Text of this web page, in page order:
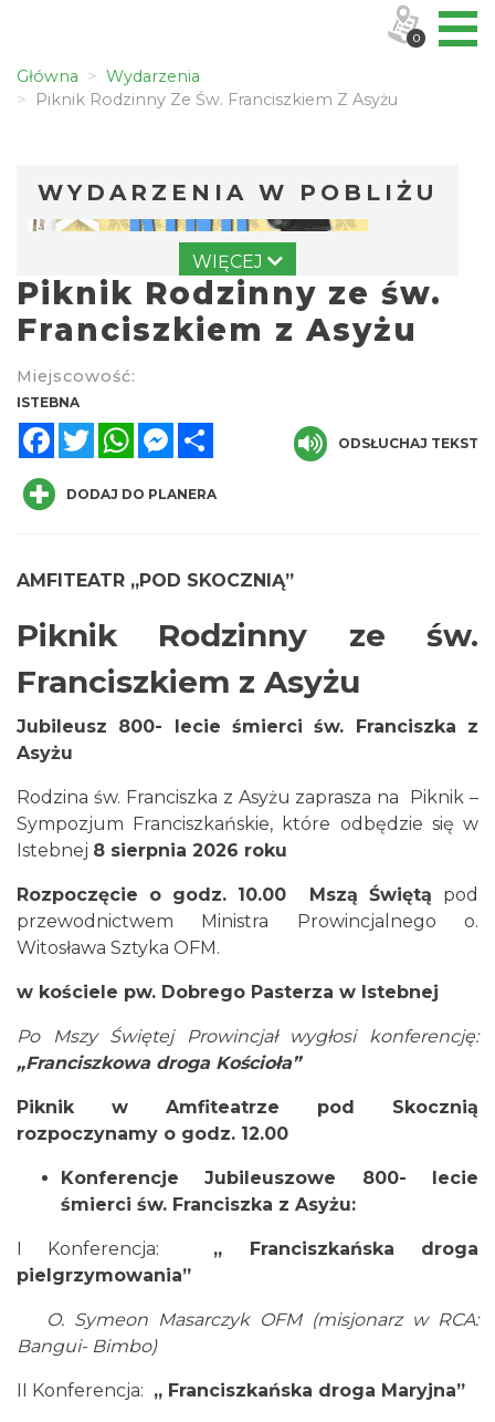
Główna
Wydarzenia
Piknik Rodzinny Ze Św. Franciszkiem Z Asyżu
WYDARZENIA W POBLIŻU
Pójcie Dziecka – będzie kino!
Istebna
2026-08-11
0.03 km
Istebna
Robimy budki dla ptaków - zajęcia
warsztatowe
2026-08-27
1.06 km
Jak czytać las
2026-08-25
1.10 km
WIĘCEJ
Piknik Rodzinny ze św.
Franciszkiem z Asyżu
Miejscowość:
ISTEBNA
FacebookTwitterWhatsAppMessenger
ODSŁUCHAJ TEKST
DODAJ DO PLANERA
AMFITEATR „POD SKOCZNIĄ”
Piknik Rodzinny ze św.
Franciszkiem z Asyżu
Jubileusz 800- lecie śmierci św. Franciszka z
Asyżu
Rodzina św. Franciszka z Asyżu zaprasza na Piknik –
Sympozjum Franciszkańskie, które odbędzie się w
Istebnej 8 sierpnia 2026 roku
Rozpoczęcie o godz. 10.00 Mszą Świętą pod
przewodnictwem Ministra Prowincjalnego o.
Witosława Sztyka OFM.
w kościele pw. Dobrego Pasterza w Istebnej
Po Mszy Świętej Prowincjał wygłosi konferencję:
„Franciszkowa droga Kościoła”
Piknik w Amfiteatrze pod Skocznią
rozpoczynamy o godz. 12.00
Konferencje Jubileuszowe 800- lecie
śmierci św. Franciszka z Asyżu:
I Konferencja: „ Franciszkańska droga
pielgrzymowania”
O. Symeon Masarczyk OFM (misjonarz w RCA:
Bangui- Bimbo)
II Konferencja: „ Franciszkańska droga Maryjna”
0